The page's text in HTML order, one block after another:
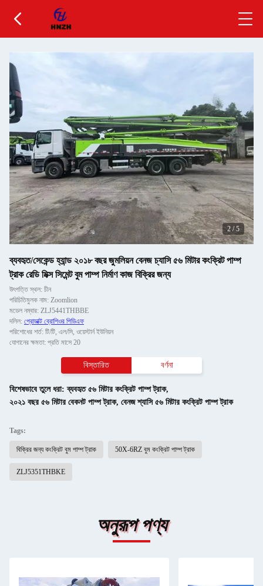
2 /5
ব্যবহৃত/সেকেন্ড হ্যান্ড ২০১৮ বছর জুমলিয়ন বেনজ চ্যাসি ৫৬ মিটার কংক্রিট পাম্প
ট্রাক রেডি মিক্স সিমেন্ট বুম পাম্প নির্মাণ কাজ বিক্রির জন্য
উৎপত্তি স্থল: চীন
পরিচিতিমুলক নাম: Zoomlion
মডেল নম্বার: ZLJ5441THBBE
দলিল: প্রোডাক্ট ব্রোশিওর পিডিএফ
পরিশোধের শর্ত: টি/টি, এল/সি, ওয়েস্টার্ন ইউনিয়ন
যোগানের ক্ষমতা: প্রতি মাসে 20
বিস্তারিত বর্ণনা
বিশেষভাবে তুলে ধরা:ব্যবহৃত ৫৬ মিটার কংক্রিট পাম্প ট্রাক,
২০২১ বছর ৫৬ মিটার বেকনট পাম্প ট্রাক, বেনজ শ্যাসি ৫৬ মিটার কংক্রিট পাম্প ট্রাক
Tags:
বিক্রির জন্য কংক্রিট বুম পাম্প ট্রাক 50X-6RZ বুম কংক্রিট পাম্প ট্রাক
ZLJ5351THBKE
অনুরূপ পণ্য